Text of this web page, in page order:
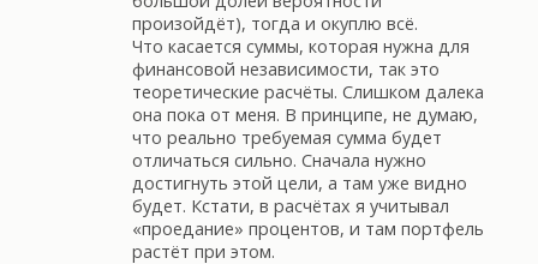
произойдёт), тогда и окуплю всё.
Что касается суммы, которая нужна для
финансовой независимости, так это
теоретические расчёты. Слишком далека
она пока от меня. В принципе, не думаю,
что реально требуемая сумма будет
отличаться сильно. Сначала нужно
достигнуть этой цели, а там уже видно
будет. Кстати, в расчётах я учитывал
«проедание» процентов, и там портфель
растёт при этом.